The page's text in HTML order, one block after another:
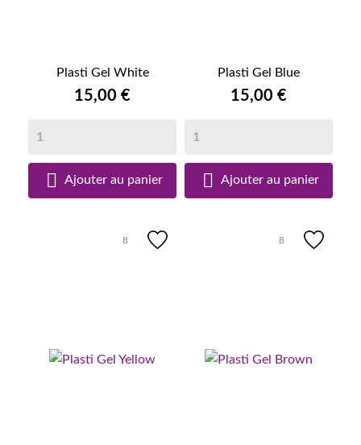
Plasti Gel White
15,00 €
 Ajouter au panier
Plasti Gel Blue
15,00 €
 Ajouter au panier
8 8